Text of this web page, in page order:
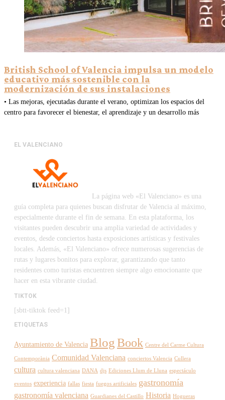
British School of Valencia impulsa un modelo
educativo más sostenible con la
modernización de sus instalaciones
• Las mejoras, ejecutadas durante el verano, optimizan los espacios del
centro para favorecer el bienestar, el aprendizaje y un desarrollo más
EL VALENCIANO
La página web «El Valenciano» es una
guía completa para quienes buscan disfrutar de Valencia al máximo,
especialmente durante el fin de semana. En esta plataforma, los
visitantes pueden descubrir una amplia variedad de actividades y
eventos, desde conciertos hasta exposiciones artísticas y festivales
locales. Además, «El Valenciano» ofrece numerosas sugerencias de
rutas y lugares bonitos para explorar, garantizando que tanto
residentes como turistas encuentren siempre algo emocionante que
hacer en esta vibrante ciudad.
TIKTOK
[sbtt-tiktok feed=1]
ETIQUETAS
Ayuntamiento de Valencia BlogBook Centre del Carme Cultura
Contemporània Comunidad Valenciana conciertos Valencia Cullera
cultura cultura valenciana DANA djs Ediciones Llum de Lluna espectáculo
eventos experiencia fallas fiesta fuegos artificiales gastronomía
gastronomía valenciana Guardianes del Castillo Historia Hogueras